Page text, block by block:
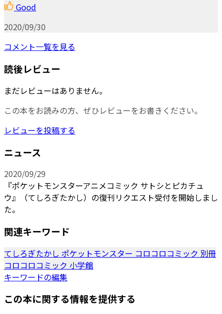
Good
2020/09/30
コメント一覧を見る
読後レビュー
まだレビューはありません。
この本をお読みの方、ぜひレビューをお書きください。
レビューを投稿する
ニュース
2020/09/29
『ポケットモンスターアニメコミック サトシとピカチュ
ウ』（てしろぎたかし）の復刊リクエスト受付を開始しまし
た。
関連キーワード
てしろぎたかし ポケットモンスター コロコロコミック 別冊
コロコロコミック 小学館
キーワードの編集
この本に関する情報を提供する